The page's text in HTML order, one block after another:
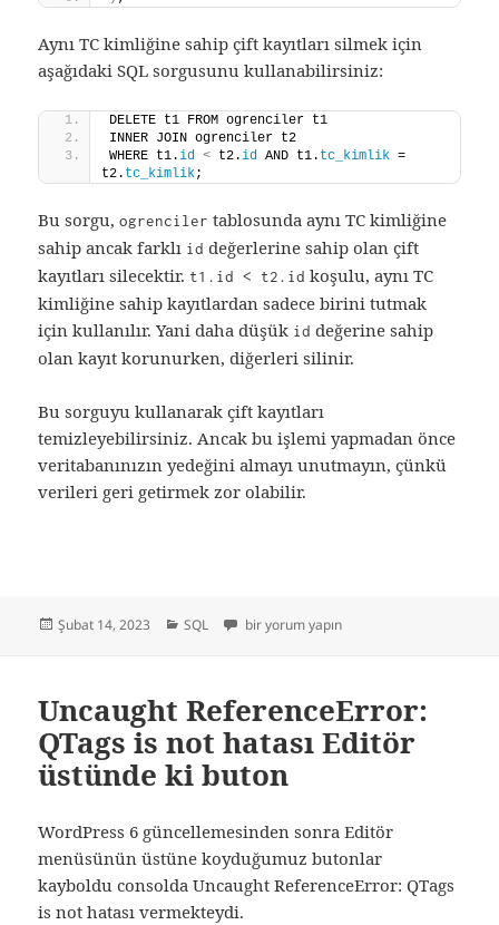
Aynı TC kimliğine sahip çift kayıtları silmek için
aşağıdaki SQL sorgusunu kullanabilirsiniz:
DELETE t1 FROM ogrenciler t1
INNER JOIN ogrenciler t2
WHERE t1.id < t2.id AND t1. tc_kimlik =
t2. tc_kimlik;
Bu sorgu,ogrenciler tablosunda aynı TC kimliğine
sahip ancak farklı id değerlerine sahip olan çift
kayıtları silecektir. t1.id < t2.id koşulu, aynı TC
kimliğine sahip kayıtlardan sadece birini tutmak
için kullanılır. Yani daha düşük id değerine sahip
olan kayıt korunurken, diğerleri silinir.
Bu sorguyu kullanarak çift kayıtları
temizleyebilirsiniz. Ancak bu işlemi yapmadan önce
veritabanınızın yedeğini almayı unutmayın, çünkü
verileri geri getirmek zor olabilir.
Yayın
Şubat 14, 2023 Kategoriler
SQL Mysql Mükerrer kayıtları Silme için
bir yorum yapın
Uncaught ReferenceError:
QTags is not hatası Editör
üstünde ki buton
WordPress 6 güncellemesinden sonra Editör
menüsünün üstüne koyduğumuz butonlar
kayboldu consolda Uncaught ReferenceError: QTags
is not hatası vermekteydi.